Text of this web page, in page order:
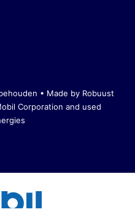
• Made by Robuust
Corporation and used